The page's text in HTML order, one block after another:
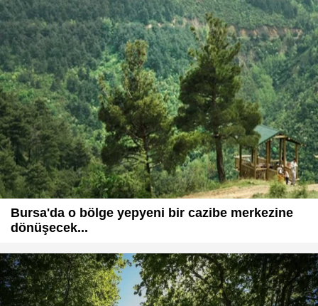
Bursa'da o bölge yepyeni bir cazibe merkezine
dönüşecek...